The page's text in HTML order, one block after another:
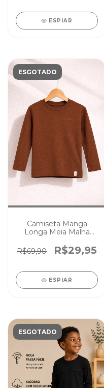
ESPIAR
ESGOTADO
Camiseta Manga
Longa Meia Malha
Chocolate
R$69,90 R$29,95
ESPIAR
ESGOTADO